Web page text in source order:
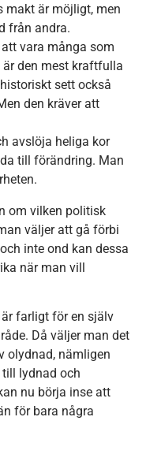
makt är möjligt, men
från andra.
vara många som
den mest kraftfulla
sett också
den kräver att
avslöja heliga kor
till förändring. Man
om vilken politisk
väljer att gå förbi
inte ond kan dessa
när man vill
farligt för en själv
Då väljer man det
olydnad, nämligen
lydnad och
nu börja inse att
för bara några